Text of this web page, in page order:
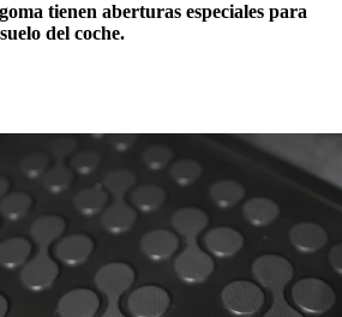
tienen aberturas especiales para
del coche.